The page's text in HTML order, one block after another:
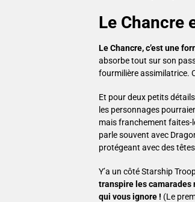
Le Chancre
Le Chancre, c’est une
absorbe tout sur son
fourmilière assimilatrice.
Et pour deux petits
les personnages
mais franchement faites-
parle souvent avec
protégeant avec des
Y’a un côté Starship
transpire les camarades
qui vous ignore ! (Le